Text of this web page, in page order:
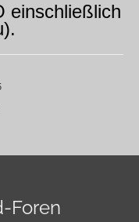
einschließlich
Foren